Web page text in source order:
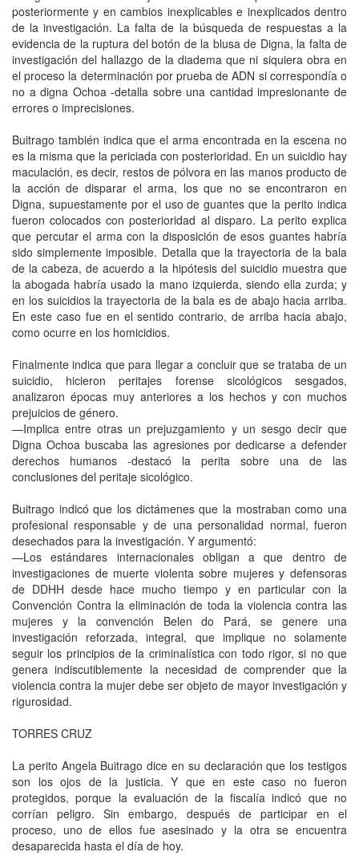
posteriormente y en cambios inexplicables e inexplicados dentro
de la investigación. La falta de la búsqueda de respuestas a la
evidencia de la ruptura del botón de la blusa de Digna, la falta de
investigación del hallazgo de la diadema que ni siquiera obra en
el proceso la determinación por prueba de ADN si correspondía o
no a digna Ochoa -detalla sobre una cantidad impresionante de
errores o imprecisiones.
Buitrago también indica que el arma encontrada en la escena no
es la misma que la periciada con posterioridad. En un suicidio hay
maculación, es decir, restos de pólvora en las manos producto de
la acción de disparar el arma, los que no se encontraron en
Digna, supuestamente por el uso de guantes que la perito indica
fueron colocados con posterioridad al disparo. La perito explica
que percutar el arma con la disposición de esos guantes habría
sido simplemente imposible. Detalla que la trayectoria de la bala
de la cabeza, de acuerdo a la hipótesis del suicidio muestra que
la abogada habría usado la mano izquierda, siendo ella zurda; y
en los suicidios la trayectoria de la bala es de abajo hacia arriba.
En este caso fue en el sentido contrario, de arriba hacia abajo,
como ocurre en los homicidios.
Finalmente indica que para llegar a concluir que se trataba de un
suicidio, hicieron peritajes forense sicológicos sesgados,
analizaron épocas muy anteriores a los hechos y con muchos
prejuicios de género.
—Implica entre otras un prejuzgamiento y un sesgo decir que
Digna Ochoa buscaba las agresiones por dedicarse a defender
derechos humanos -destacó la perita sobre una de las
conclusiones del peritaje sicológico.
Buitrago indicó que los dictámenes que la mostraban como una
profesional responsable y de una personalidad normal, fueron
desechados para la investigación. Y argumentó:
—Los estándares internacionales obligan a que dentro de
investigaciones de muerte violenta sobre mujeres y defensoras
de DDHH desde hace mucho tiempo y en particular con la
Convención Contra la eliminación de toda la violencia contra las
mujeres y la convención Belen do Pará, se genere una
investigación reforzada, integral, que implique no solamente
seguir los principios de la criminalística con todo rigor, si no que
genera indiscutiblemente la necesidad de comprender que la
violencia contra la mujer debe ser objeto de mayor investigación y
rigurosidad.
TORRES CRUZ
La perito Angela Buitrago dice en su declaración que los testigos
son los ojos de la justicia. Y que en este caso no fueron
protegidos, porque la evaluación de la fiscalía indicó que no
corrían peligro. Sin embargo, después de participar en el
proceso, uno de ellos fue asesinado y la otra se encuentra
desaparecida hasta el día de hoy.